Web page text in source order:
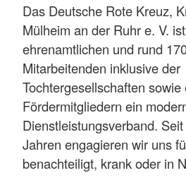
Das Deutsche Rote Kreuz,
Mülheim an der Ruhr e. V.
ehrenamtlichen und rund
Mitarbeitenden inklusive der
Tochtergesellschaften
Fördermitgliedern ein
Dienstleistungsverband.
Jahren engagieren wir uns
benachteiligt, krank oder in